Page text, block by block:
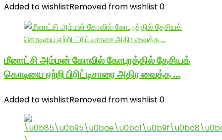
Added to wishlistRemoved from wishlist 0
மீனாட்சி அம்மன் கோவில் கோபுரத்தில் தேசியக்
கொடியை ஏற்றி பிரிட்டிசாரை அதிர வைத்த …
Added to wishlistRemoved from wishlist 0